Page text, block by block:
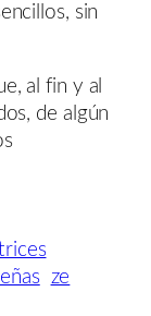
sin
al fin y al
de algún
ze